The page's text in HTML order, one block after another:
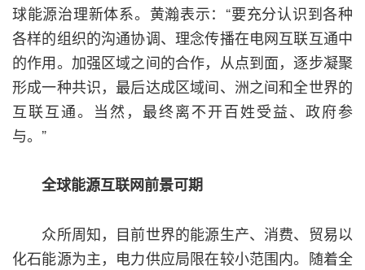
球能源治理新体系。黄瀚表示：“要充分认识到各种
各样的组织的沟通协调、理念传播在电网互联互通中
的作用。加强区域之间的合作，从点到面，逐步凝聚
形成一种共识，最后达成区域间、洲之间和全世界的
互联互通。当然，最终离不开百姓受益、政府参
与。”
全球能源互联网前景可期
众所周知，目前世界的能源生产、消费、贸易以
化石能源为主，电力供应局限在较小范围内。随着全